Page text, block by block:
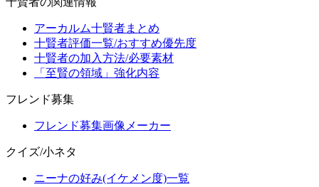
アーカルム十賢者まとめ
十賢者評価一覧/おすすめ優先度
十賢者の加入方法/必要素材
「至賢の領域」強化内容
フレンド募集
フレンド募集画像メーカー
クイズ/小ネタ
ニーナの好み(イケメン度)一覧